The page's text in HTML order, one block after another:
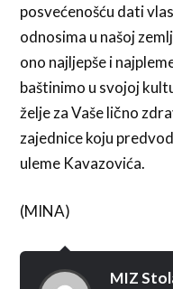
posvećenošću dati
odnosima u našoj
ono najljepše i
baštinimo u svojoj
želje za Vaše lično
zajednice koju
uleme Kavazovića.
(MINA)
MIZ